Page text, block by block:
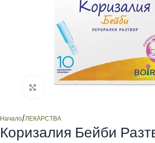
Click to enlarge
Начало/ЛЕКАРСТВА
Коризалия Бейби